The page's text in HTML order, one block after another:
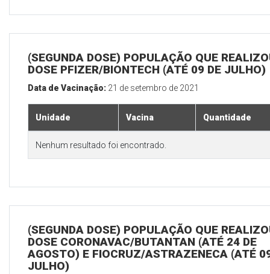
(SEGUNDA DOSE) POPULAÇÃO QUE
DOSE PFIZER/BIONTECH (ATÉ 09 DE JULHO)
Data de Vacinação: 21 de setembro de 2021
Unidade Vacina Quantidade
Nenhum resultado foi encontrado.
(SEGUNDA DOSE) POPULAÇÃO QUE
DOSE CORONAVAC/BUTANTAN (ATÉ 24 DE
AGOSTO) E FIOCRUZ/ASTRAZENECA (ATÉ
JULHO)